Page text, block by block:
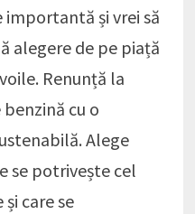
și vrei să
alegere de pe piață
Renunță la
cu o
Alege
se potrivește cel
care se